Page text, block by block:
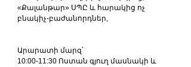
«Քալանթար» ՍՊԸ և հարակից ոչ
բնակիչ-բաժանորդներ,
Արարատի մարզ՝
10:00-11:30 Ոստան գյուղ մասնակի և